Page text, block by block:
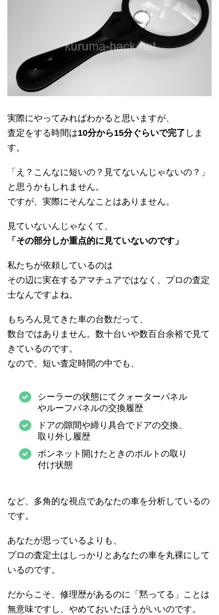
実際にやってみればわかると思いますが、
査定をする時間は10分から15分ぐらいで完了 しま
す。
「え？こんなに短いの？見てないんじゃないの？」
と思うかもしれません。
ですが、実際にそんなことはありません。
見ていないんじゃなくて、
「その部分しか重点的に見ていないのです」
私たちが依頼しているのは
その辺に実在するアマチュアではなく、プロの査定
士なんですよね。
もちろん見てきた車の台数だって、
数台ではありません。数十台いや数百台余裕で見て
きているのです。
なので、短い査定時間の中でも、
シーラーの状態にてクォーターパネル
やルーフパネルの交換履歴
ドアの隙間や締り具合でドアの交換、
取り外し履歴
ボンネット開けたときのボルトの取り
付け状態
など、多角的な視点であなたの車を分析しているの
です。
あなたが思っているよりも、
プロの査定士はしっかりとあなたの車を丸裸にして
いるのです。
だからこそ、修理歴があるのに「黙ってる」ことは
無意味ですし、やめておいたほうがいいのです。